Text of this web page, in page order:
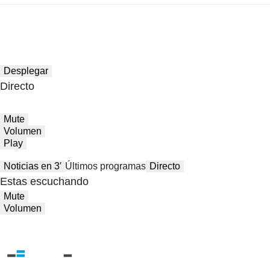
Desplegar
Directo
Mute
Volumen
Play
Noticias en 3′ Últimos programas Directo
Estas escuchando
Mute
Volumen